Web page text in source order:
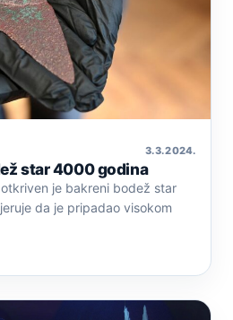
3. 3. 2024.
star 4000 godina
je bakreni bodež star
da je pripadao visokom